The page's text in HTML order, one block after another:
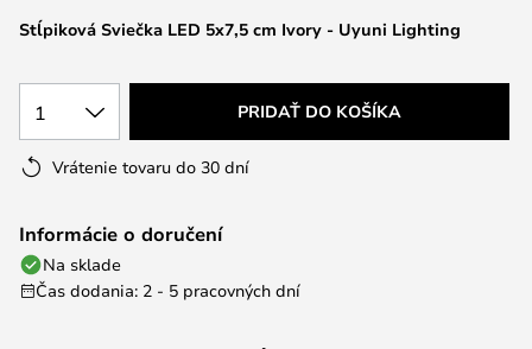
Stĺpiková Sviečka LED 5x7,5 cm Ivory - Uyuni Lighting
1 PRIDAŤ DO KOŠÍKA
Vrátenie tovaru do 30 dní
Informácie o doručení
Na sklade
Čas dodania: 2 - 5 pracovných dní